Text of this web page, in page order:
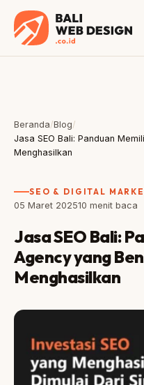
Beranda/Blog/
Jasa SEO Bali: Panduan
Menghasilkan
SEO & DIGITAL
05 Maret 202510 menit baca
Jasa SEO Bali:
Agency yang
Menghasilkan